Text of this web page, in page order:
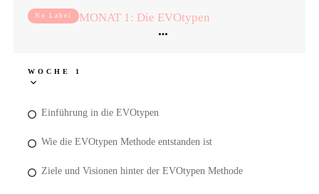
No Label MONAT 1: Die EVOtypen
WOCHE 1
Einführung in die EVOtypen
Wie die EVOtypen Methode entstanden ist
Ziele und Visionen hinter der EVOtypen Methode